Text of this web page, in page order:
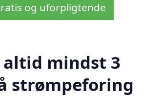
og uforpligtende
mindst 3
strømpeforing